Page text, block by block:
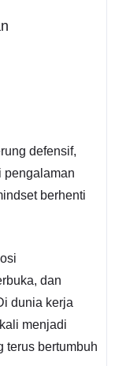
defensif,
pengalaman
berhenti
dan
dunia kerja
menjadi
terus bertumbuh